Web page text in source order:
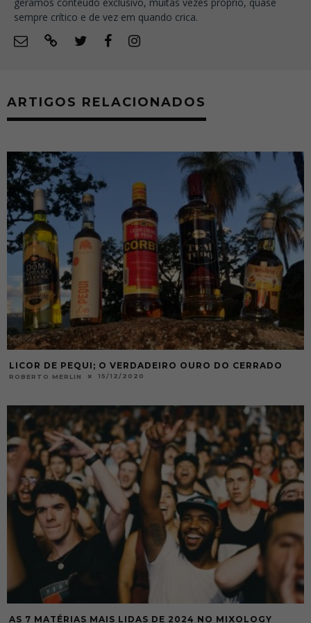
sempre crítico e de vez em quando crica.
ARTIGOS RELACIONADOS
LICOR DE PEQUI; O VERDADEIRO OURO DO CERRADO
ROBERTO MERLIN 15/12/2020
AS 7 MATÉRIAS MAIS LIDAS DE 2024 NO MIXOLOGY